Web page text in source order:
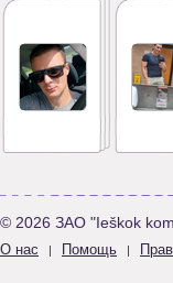
© 2026 ЗАО "Ieškok
О нас | Помощь |